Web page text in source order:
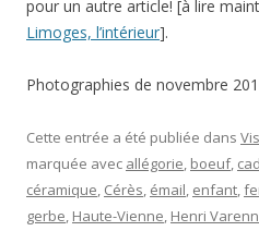
pour un autre article! [à lire
Limoges, l’intérieur].
Photographies de novembre
Cette entrée a été publiée dans
marquée avec allégorie, boeuf,
céramique, Cérès, émail, enfant,
gerbe, Haute-Vienne, Henri